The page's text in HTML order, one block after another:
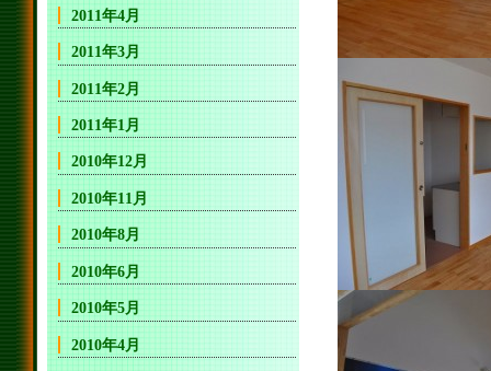
2011年4月
2011年3月
2011年2月
2011年1月
2010年12月
2010年11月
2010年8月
2010年6月
2010年5月
2010年4月